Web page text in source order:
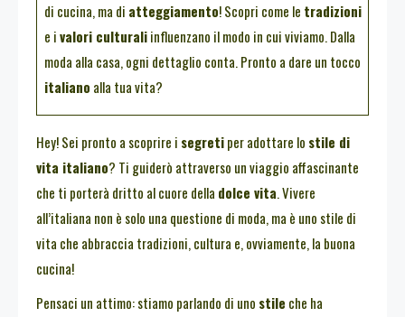
di cucina, ma di atteggiamento! Scopri come le tradizioni
e ivalori culturaliinfluenzano il modo in cui viviamo. Dalla
moda alla casa, ogni dettaglio conta. Pronto a dare un tocco
italiano alla tua vita?
Hey! Sei pronto a scoprire i segretiper adottare lo stile di
vita italiano? Ti guiderò attraverso un viaggio affascinante
che ti porterà dritto al cuore della dolce vita. Vivere
all’italiana non è solo una questione di moda, ma è uno stile di
vita che abbraccia tradizioni, cultura e, ovviamente, la buona
cucina!
Pensaci un attimo: stiamo parlando di uno stile che ha